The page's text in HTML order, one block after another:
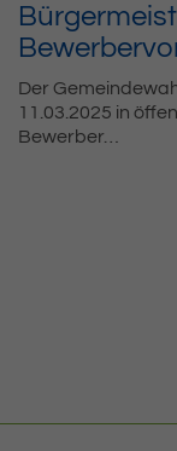
Der
11.03.2025 in
Bewerber…